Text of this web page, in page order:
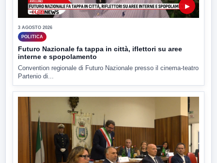
▶
3 AGOSTO 2026
POLITICA
Futuro Nazionale fa tappa in città, iflettori su aree
interne e spopolamento
Convention regionale di Futuro Nazionale presso il cinema-teatro
Partenio di...